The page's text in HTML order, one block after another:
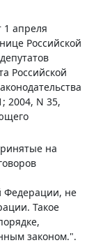
1 апреля
Российской
Российской
2004, N 35,
на
Федерации, не
Такое
законом.".